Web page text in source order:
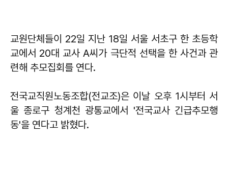
교원단체들이 22일 지난 18일 서울 서초구 한 초등학
교에서 20대 교사 A씨가 극단적 선택을 한 사건과 관
련해 추모집회를 연다.
전국교직원노동조합(전교조)은 이날 오후 1시부터 서
울 종로구 청계천 광통교에서 '전국교사 긴급추모행
동'을 연다고 밝혔다.